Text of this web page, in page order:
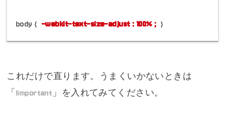
body { -webkit-text-size-adjust : 100% ; }
これだけで直ります。うまくいかないときは
「 !important 」を入れてみてください。